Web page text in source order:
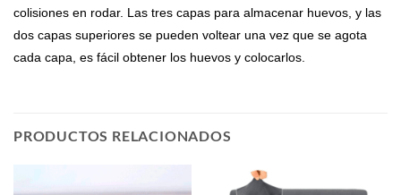
colisiones en rodar. Las tres capas para almacenar huevos, y las
dos capas superiores se pueden voltear una vez que se agota
cada capa, es fácil obtener los huevos y colocarlos.
PRODUCTOS RELACIONADOS